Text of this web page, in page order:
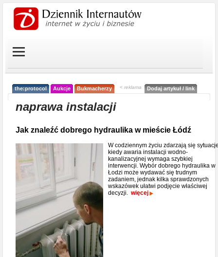
the:protocol Aukcje Bukmacherzy < reklama Dodaj artykuł / link
naprawa instalacji
Jak znaleźć dobrego hydraulika w mieście Łódź
W codziennym życiu zdarzają się
kiedy awaria instalacji wodno-
kanalizacyjnej wymaga szybkiej
interwencji. Wybór dobrego hydraulika w
Łodzi może wydawać się trudnym
zadaniem, jednak kilka sprawdzonych
wskazówek ułatwi podjęcie właściwej
decyzji. więcej